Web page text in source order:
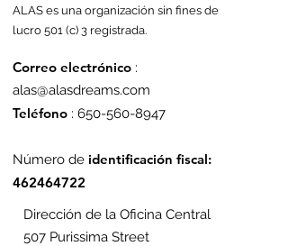
ALAS es una organización sin fines de
lucro 501 (c) 3 registrada.
Correo electrónico :
alas@alasdreams.com
Teléfono : 650-560-8947
Número de identificación fiscal:
462464722
Dirección de la Oficina Central
507 Purissima Street